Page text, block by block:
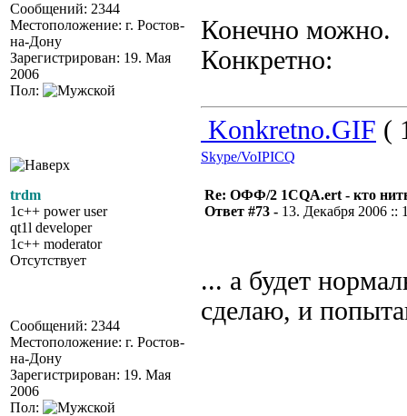
Сообщений: 2344
Местоположение: г. Ростов-
на-Дону
Зарегистрирован: 19. Мая
2006
Пол:
Конечно можно.
Конкретно:
Konkretno.GIF (
Skype/VoIPICQ
trdm
1c++ power user
qt1l developer
1c++ moderator
Отсутствует
Сообщений: 2344
Местоположение: г. Ростов-
на-Дону
Зарегистрирован: 19. Мая
2006
Пол:
Re: ОФФ/2 1CQA.ert - кто
Ответ #73 - 13. Декабря 2006 ::
... а будет
сделаю, и